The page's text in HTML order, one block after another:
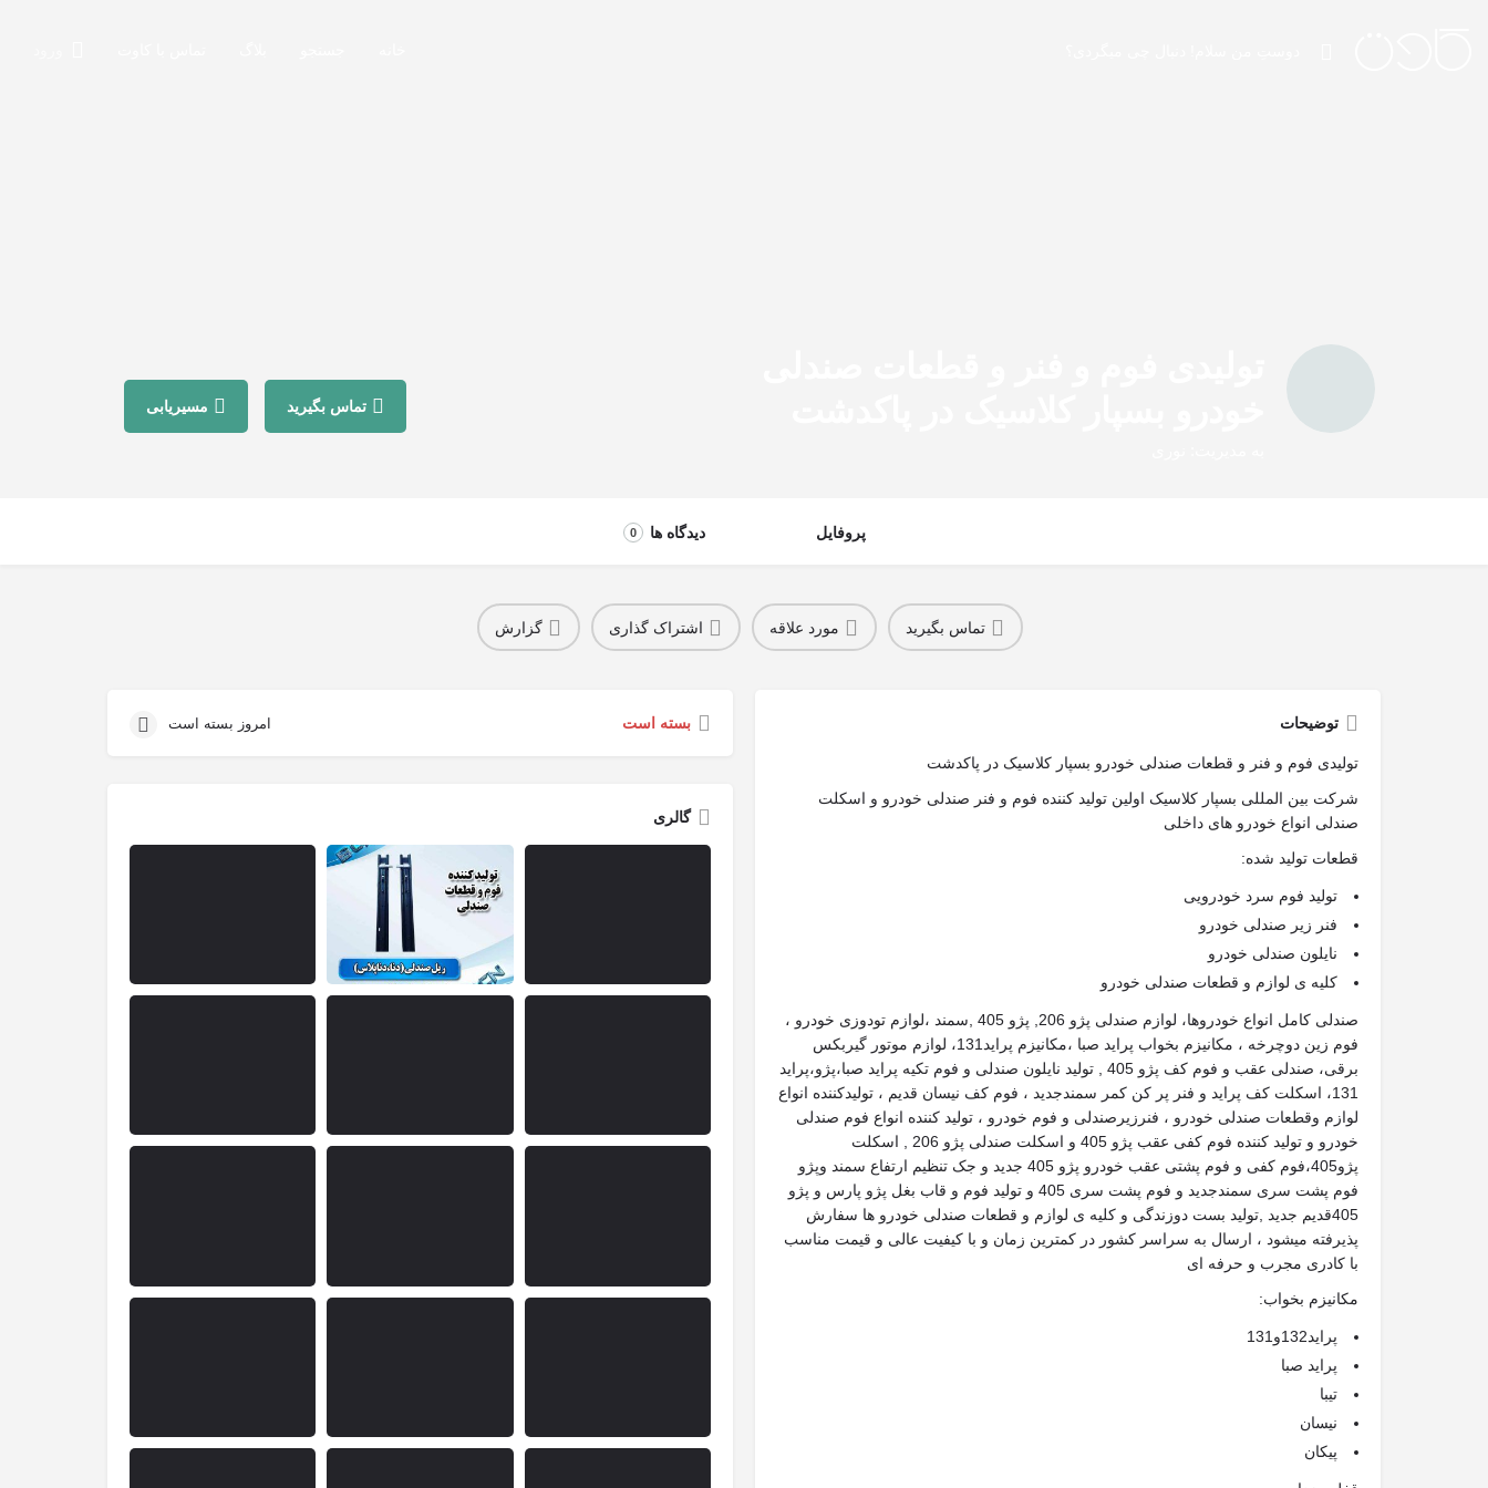
تماس بگیرید مسیریابی
پروفایل دیدگاه ها 0
تماس بگیرید مورد علاقه اشتراک گذاری گزارش
توضیحات
تولیدی فوم و فنر و قطعات صندلی خودرو بسپار کلاسیک در پاکدشت
شرکت بین المللی بسپار کلاسیک اولین تولید کننده فوم و فنر صندلی خودرو و اسکلت
صندلی انواع خودرو های داخلی
قطعات تولید شده:
تولید فوم سرد خودرویی
فنر زیر صندلی خودرو
نایلون صندلی خودرو
کلیه ی لوازم و قطعات صندلی خودرو
صندلی کامل انواع خودروها، لوازم صندلی پژو 206, پژو 405 ,سمند ،لوازم تودوزی خودرو ،
فوم زین دوچرخه ، مکانیزم بخواب پراید صبا ،مکانیزم پراید131، لوازم موتور گیربکس
برقی، صندلی عقب و فوم کف پژو 405 , تولید نایلون صندلی و فوم تکیه پراید صبا،پژو،پراید
131، اسکلت کف پراید و فنر پر کن کمر سمندجدید ، فوم کف نیسان قدیم ، تولیدکننده انواع
لوازم وقطعات صندلی خودرو ، فنرزیرصندلی و فوم خودرو ، تولید کننده انواع فوم صندلی
خودرو و تولید کننده فوم کفی عقب پژو 405 و اسکلت صندلی پژو 206 , اسکلت
پژو405،فوم کفی و فوم پشتی عقب خودرو پژو 405 جدید و جک تنظیم ارتفاع سمند وپژو
فوم پشت سری سمندجدید و فوم پشت سری 405 و تولید فوم و قاب بغل پژو پارس و پژو
405قدیم جدید ,تولید بست دوزندگی و کلیه ی لوازم و قطعات صندلی خودرو ها سفارش
پذیرفته میشود ، ارسال به سراسر کشور در کمترین زمان و با کیفیت عالی و قیمت مناسب
با کادری مجرب و حرفه ای
مکانیزم بخواب:
پراید132و131
پراید صبا
تیبا
نیسان
پیکان
بسته است امروز بسته است
گالری